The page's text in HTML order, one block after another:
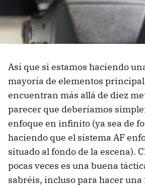
Así que si estamos haciendo
mayoría de elementos
encuentran más allá de diez
parecer que deberíamos
enfoque en infinito (ya sea de
haciendo que el sistema AF
situado al fondo de la escena).
pocas veces es una buena
sabréis, incluso para hacer una